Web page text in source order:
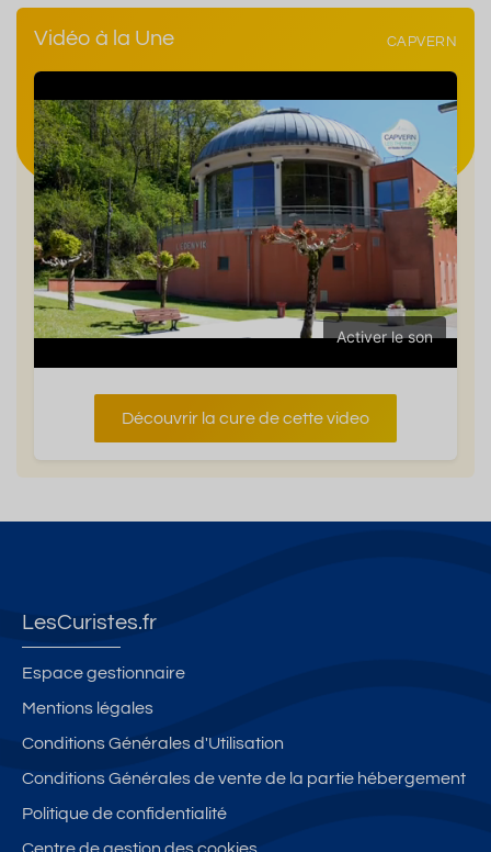
Vidéo à la Une CAPVERN
Activer le son
Découvrir la cure de cette video
LesCuristes.fr
Espace gestionnaire
Mentions légales
Conditions Générales d'Utilisation
Conditions Générales de vente de la partie hébergement
Politique de confidentialité
Centre de gestion des cookies